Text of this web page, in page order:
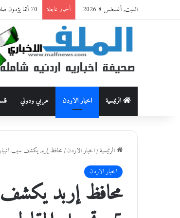
السبت, أغسطس 8 2026 أخبار عاجلة 70 ألفا يؤدون صلاة الجمعة في المسجد الأقصى
الرئيسية اخبار الاردن عربي ودولي
الرئيسية/اخبار الاردن/محافظ إربد يكشف سبب انهيار صبة خرسانية وإصابة 5
اخبار الاردن
محافظ إربد